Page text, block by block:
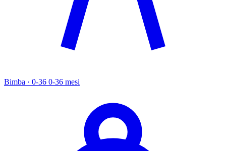
Bimba · 0-36 0-36 mesi